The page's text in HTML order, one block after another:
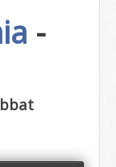
-